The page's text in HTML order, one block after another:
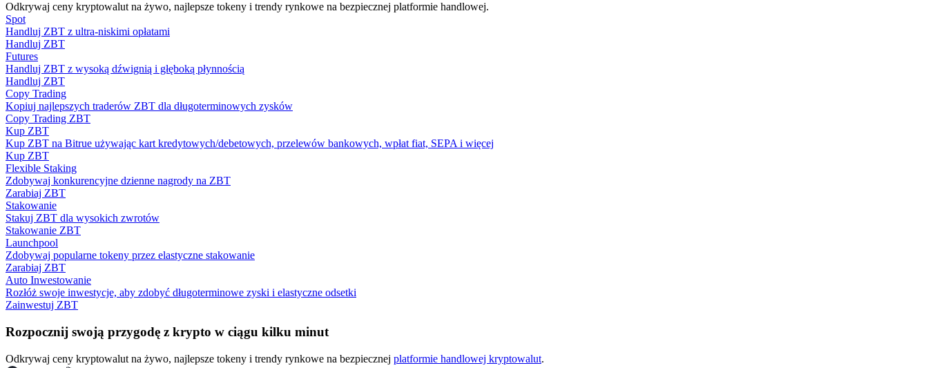
Kopiowanie Transakcji
Dołącz do najlepszych traderów
Zostań traderem kopiującym
Ciesz się podziałem zysków i prowizjami z kopiowania transakcji
Informacja
Odkrywaj ceny kryptowalut na żywo, najlepsze tokeny i trendy rynkowe na bezpiecznej platformie handlowej.
Spot
Handluj ZBT z ultra-niskimi opłatami
Handluj ZBT
Futures
Handluj ZBT z wysoką dźwignią i głęboką płynnością
Handluj ZBT
Copy Trading
Kopiuj najlepszych traderów ZBT dla długoterminowych zysków
Copy Trading ZBT
Kup ZBT
Kup ZBT na Bitrue używając kart kredytowych/debetowych, przelewów bankowych, wpłat fiat, SEPA i więcej
Kup ZBT
Flexible Staking
Zdobywaj konkurencyjne dzienne nagrody na ZBT
Zarabiaj ZBT
Stakowanie
Stakuj ZBT dla wysokich zwrotów
Stakowanie ZBT
Launchpool
Zdobywaj popularne tokeny przez elastyczne stakowanie
Zarabiaj ZBT
Auto Inwestowanie
Rozłóż swoje inwestycje, aby zdobyć długoterminowe zyski i elastyczne odsetki
Zainwestuj ZBT
Rozpocznij swoją przygodę z krypto w ciągu kilku minut
Odkrywaj ceny kryptowalut na żywo, najlepsze tokeny i trendy rynkowe na bezpiecznej platformie handlowej kryptowalut.